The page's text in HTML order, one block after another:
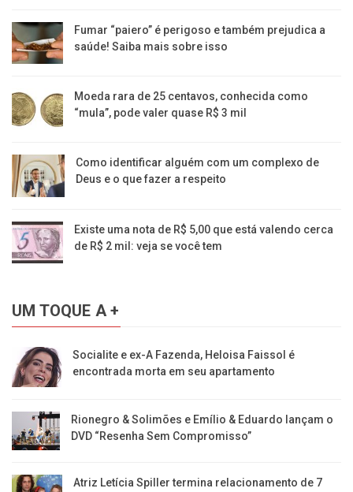
Fumar “paiero” é perigoso e também prejudica a
saúde! Saiba mais sobre isso
Moeda rara de 25 centavos, conhecida como
“mula”, pode valer quase R$ 3 mil
Como identificar alguém com um complexo de
Deus e o que fazer a respeito
Existe uma nota de R$ 5,00 que está valendo cerca
de R$ 2 mil: veja se você tem
UM TOQUE A +
Socialite e ex-A Fazenda, Heloisa Faissol é
encontrada morta em seu apartamento
Rionegro & Solimões e Emílio & Eduardo lançam o
DVD “Resenha Sem Compromisso”
Atriz Letícia Spiller termina relacionamento de 7